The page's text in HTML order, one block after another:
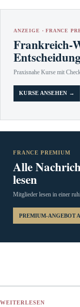
ANZEIGE · FRANCE
Frankreich-
Praxisnahe Kurse mit
KURSE ANSEHEN →
FRANCE PREMIUM
Alle
lesen
Mitglieder lesen in einer
PREMIUM-ANGEBOT
WEITERLESEN